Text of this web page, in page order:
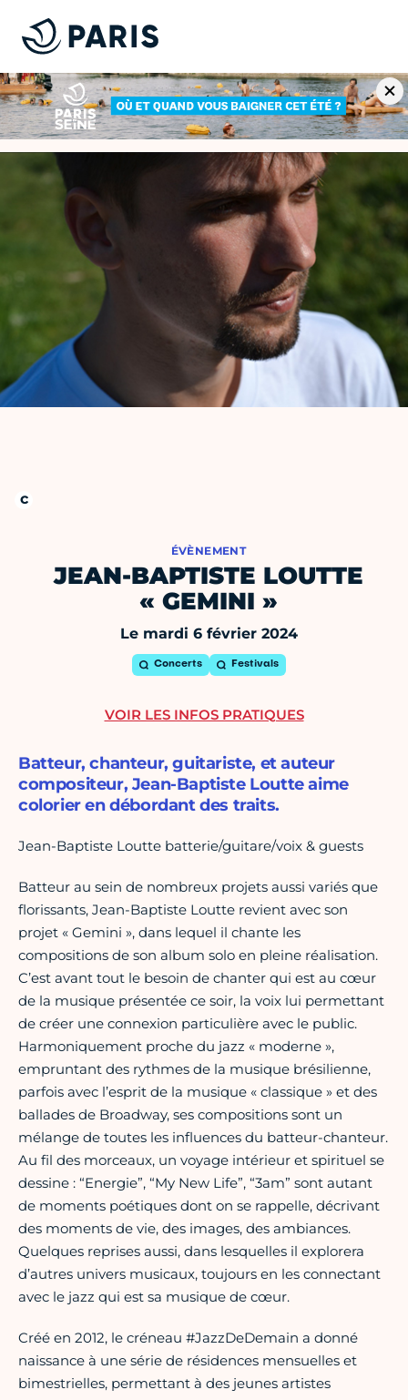
ÉVÈNEMENT
JEAN-BAPTISTE LOUTTE
« GEMINI »
Le mardi 6 février 2024
Concerts Festivals
Batteur, chanteur, guitariste, et auteur
compositeur, Jean-Baptiste Loutte aime
colorier en débordant des traits.
Jean-Baptiste Loutte batterie/guitare/voix & guests
Batteur au sein de nombreux projets aussi variés que
florissants, Jean-Baptiste Loutte revient avec son
projet « Gemini », dans lequel il chante les
compositions de son album solo en pleine réalisation.
C’est avant tout le besoin de chanter qui est au cœur
de la musique présentée ce soir, la voix lui permettant
de créer une connexion particulière avec le public.
Harmoniquement proche du jazz « moderne »,
empruntant des rythmes de la musique brésilienne,
parfois avec l’esprit de la musique « classique » et des
ballades de Broadway, ses compositions sont un
mélange de toutes les influences du batteur-chanteur.
Au fil des morceaux, un voyage intérieur et spirituel se
dessine : “Energie”, “My New Life”, “3am” sont autant
de moments poétiques dont on se rappelle, décrivant
des moments de vie, des images, des ambiances.
Quelques reprises aussi, dans lesquelles il explorera
d’autres univers musicaux, toujours en les connectant
avec le jazz qui est sa musique de cœur.
Créé en 2012, le créneau #JazzDeDemain a donné
naissance à une série de résidences mensuelles et
bimestrielles, permettant à des jeunes artistes
VOIR LES INFOS PRATIQUES